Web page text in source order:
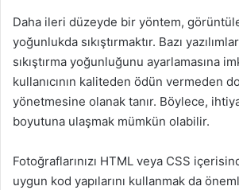
Daha ileri düzeyde bir yöntem,
yoğunlukda sıkıştırmaktır. Bazı
sıkıştırma yoğunluğunu ayarlamasına
kullanıcının kaliteden ödün vermeden
yönetmesine olanak tanır. Böylece,
boyutuna ulaşmak mümkün olabilir.
Fotoğraflarınızı HTML veya CSS
uygun kod yapılarını kullanmak da